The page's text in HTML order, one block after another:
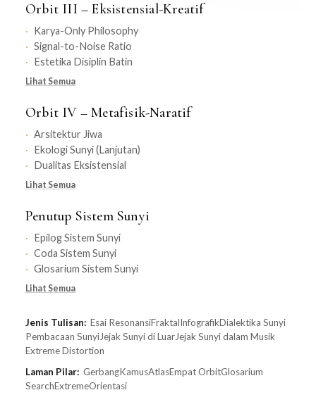
Orbit III – Eksistensial-Kreatif
Karya-Only Philosophy
Signal-to-Noise Ratio
Estetika Disiplin Batin
Lihat Semua
Orbit IV – Metafisik-Naratif
Arsitektur Jiwa
Ekologi Sunyi (Lanjutan)
Dualitas Eksistensial
Lihat Semua
Penutup Sistem Sunyi
Epilog Sistem Sunyi
Coda Sistem Sunyi
Glosarium Sistem Sunyi
Lihat Semua
Jenis Tulisan: Esai ResonansiFraktalInfografikDialektika Sunyi
Pembacaan SunyiJejak Sunyi di LuarJejak Sunyi dalam Musik
Extreme Distortion
Laman Pilar: GerbangKamusAtlasEmpat OrbitGlosarium
SearchExtremeOrientasi